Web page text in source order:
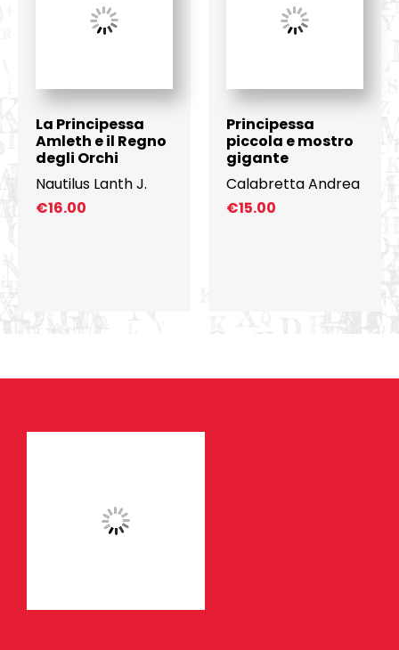
La Principessa
Amleth e il Regno
degli Orchi
Nautilus Lanth J.
€16.00
Principessa
piccola e mostro
gigante
Calabretta Andrea
€15.00